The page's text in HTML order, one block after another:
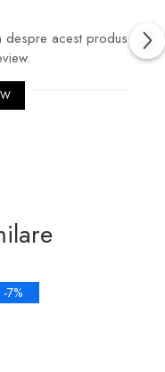
despre acest produs
-7%